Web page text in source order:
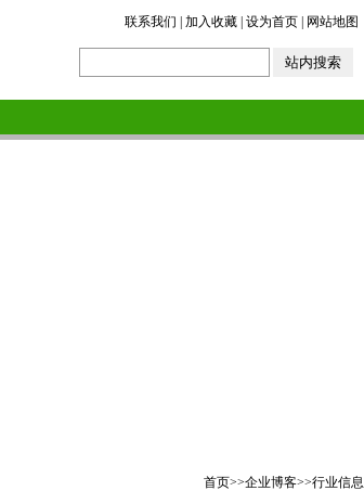
联系我们 加入收藏| 设为首页| 网站地图
首页>>企业博客>>行业信息